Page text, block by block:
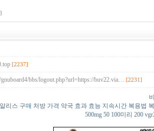
[2237]
bbs/logout.php?url=https://buv22.via… [2231]
리스 구매 처방 가격 약국 효과 효능 지속시간 복용법
500mg 50 100미리 200